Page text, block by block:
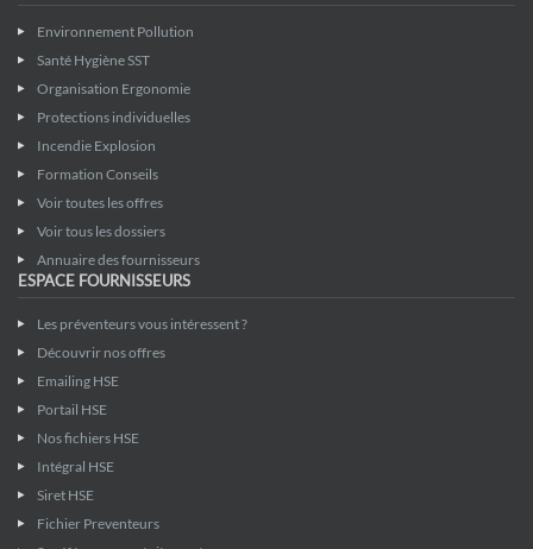
Environnement Pollution
Santé Hygiène SST
Organisation Ergonomie
Protections individuelles
Incendie Explosion
Formation Conseils
Voir toutes les offres
Voir tous les dossiers
Annuaire des fournisseurs
ESPACE FOURNISSEURS
Les préventeurs vous intéressent ?
Découvrir nos offres
Emailing HSE
Portail HSE
Nos fichiers HSE
Intégral HSE
Siret HSE
Fichier Preventeurs